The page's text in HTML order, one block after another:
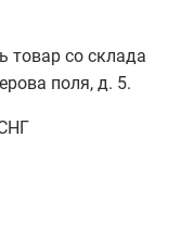
товар со склада
поля, д. 5.